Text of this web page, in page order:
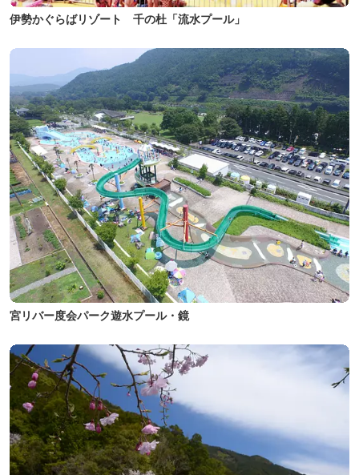
伊勢かぐらばリゾート 千の杜「流水プール」
宮リバー度会パーク遊水プール・鏡